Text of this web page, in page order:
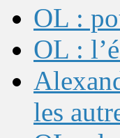
OL :
OL :
les